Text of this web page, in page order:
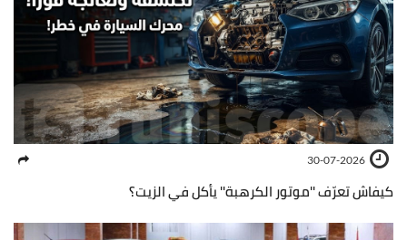
30-07-2026
كيفاش تعرّف ''موتور الكرهبة'' يأكل في الزيت؟